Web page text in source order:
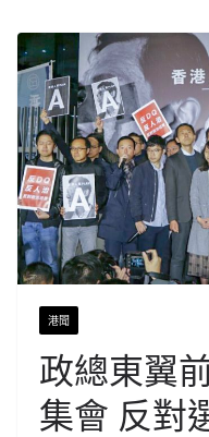
港聞
政總東翼
集會 反對